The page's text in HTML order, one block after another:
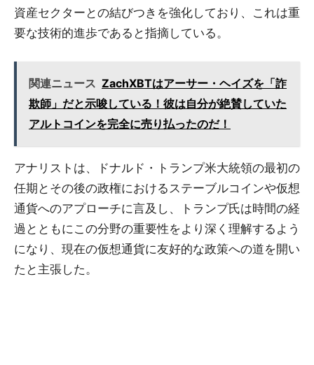
資産セクターとの結びつきを強化しており、これは重
要な技術的進歩であると指摘している。
関連ニュース ZachXBTはアーサー・ヘイズを「詐
欺師」だと示唆している！彼は自分が絶賛していた
アルトコインを完全に売り払ったのだ！
アナリストは、ドナルド・トランプ米大統領の最初の
任期とその後の政権におけるステーブルコインや仮想
通貨へのアプローチに言及し、トランプ氏は時間の経
過とともにこの分野の重要性をより深く理解するよう
になり、現在の仮想通貨に友好的な政策への道を開い
たと主張した。